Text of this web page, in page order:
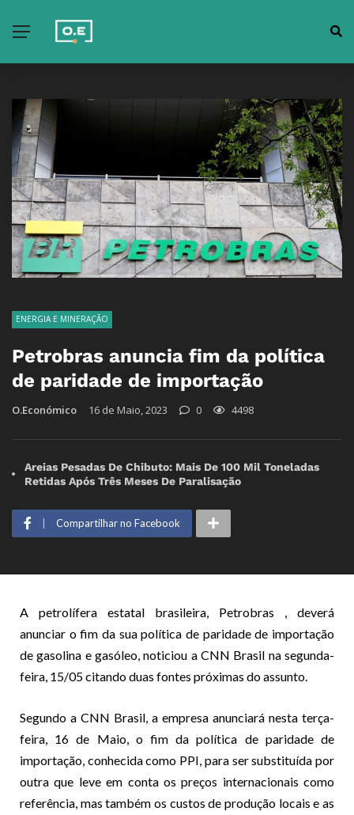
ENERGIA E MINERAÇÃO
Petrobras anuncia fim da política
de paridade de importação
O.Económico 16 de Maio, 2023 0 4498
Areias Pesadas De Chibuto: Mais De 100 Mil Toneladas
Retidas Após Três Meses De Paralisação
Compartilhar no Facebook
A petrolífera estatal brasileira, Petrobras , deverá
anunciar o fim da sua política de paridade de importação
de gasolina e gasóleo, noticiou a CNN Brasil na segunda-
feira, 15/05 citando duas fontes próximas do assunto.
Segundo a CNN Brasil, a empresa anunciará nesta terça-
feira, 16 de Maio, o fim da política de paridade de
importação, conhecida como PPI, para ser substituída por
outra que leve em conta os preços internacionais como
referência, mas também os custos de produção locais e as